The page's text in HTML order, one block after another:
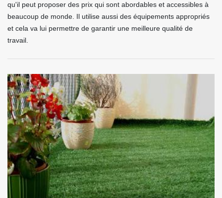
qu'il peut proposer des prix qui sont abordables et accessibles à
beaucoup de monde. Il utilise aussi des équipements appropriés
et cela va lui permettre de garantir une meilleure qualité de
travail.